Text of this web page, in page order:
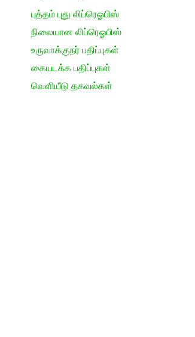
புத்தம் புது லிப்ரெஓபிஸ்
நிலையான லிப்ரெஓபிஸ்
உருவாக்குநர் பதிப்புகள்
கையடக்க பதிப்புகள்
வெளியீடு தகவல்கள்